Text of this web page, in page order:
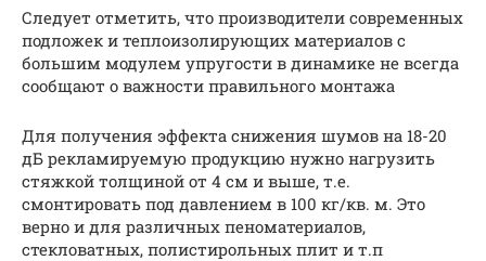
Следует отметить, что производители современных
подложек и теплоизолирующих материалов с
большим модулем упругости в динамике не всегда
сообщают о важности правильного монтажа
Для получения эффекта снижения шумов на 18-20
дБ рекламируемую продукцию нужно нагрузить
стяжкой толщиной от 4 см и выше, т.е.
смонтировать под давлением в 100 кг/кв. м. Это
верно и для различных пеноматериалов,
стекловатных, полистирольных плит и т.п